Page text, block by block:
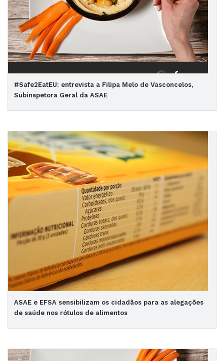
#Safe2EatEU: entrevista a Filipa Melo de Vasconcelos,
Subinspetora Geral da ASAE
ASAE e EFSA sensibilizam os cidadãos para as alegações
de saúde nos rótulos de alimentos